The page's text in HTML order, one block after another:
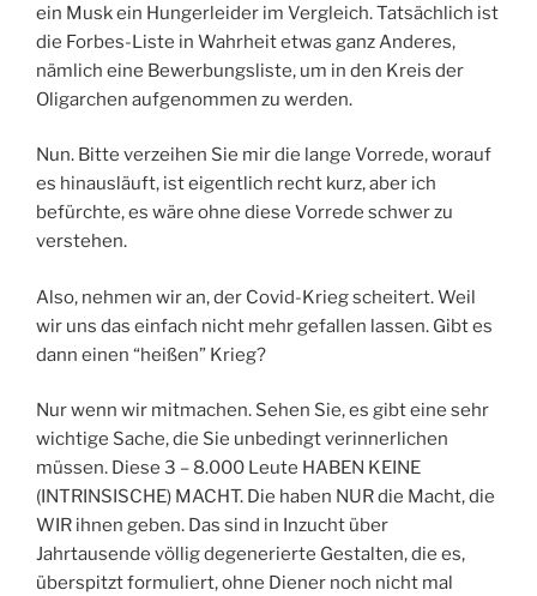
ein Musk ein Hungerleider im Vergleich. Tatsächlich ist
die Forbes-Liste in Wahrheit etwas ganz Anderes,
nämlich eine Bewerbungsliste, um in den Kreis der
Oligarchen aufgenommen zu werden.
Nun. Bitte verzeihen Sie mir die lange Vorrede, worauf
es hinausläuft, ist eigentlich recht kurz, aber ich
befürchte, es wäre ohne diese Vorrede schwer zu
verstehen.
Also, nehmen wir an, der Covid-Krieg scheitert. Weil
wir uns das einfach nicht mehr gefallen lassen. Gibt es
dann einen “heißen” Krieg?
Nur wenn wir mitmachen. Sehen Sie, es gibt eine sehr
wichtige Sache, die Sie unbedingt verinnerlichen
müssen. Diese 3 – 8.000 Leute HABEN KEINE
(INTRINSISCHE) MACHT. Die haben NUR die Macht, die
WIR ihnen geben. Das sind in Inzucht über
Jahrtausende völlig degenerierte Gestalten, die es,
überspitzt formuliert, ohne Diener noch nicht mal